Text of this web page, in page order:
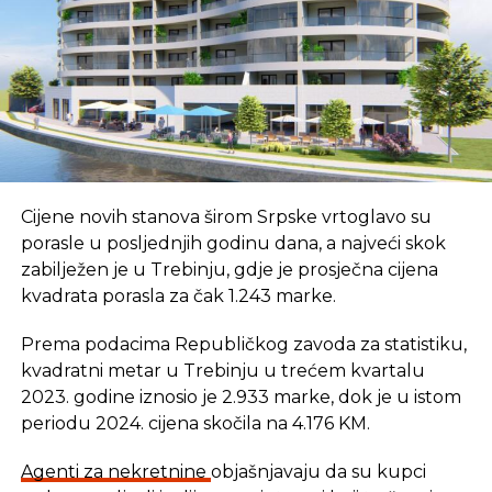
briga o gostu – gost mora da osjeti da
uslužno osoblje brine o njegovim potrebama
i radi u njegovom interesu, odnosno da brine
o koristima koje će on imati određenom
narudžbom. Ljudi vole da kupuju, ne da im
bude prodato! Razlika je velika
korištenje vještina prodaje- vještine prodaje
su djelimično uslovljene urođenim
karakteristikama prodavača, ali se i stiču kroz
iskustvo, praksu i permanentne treninge.
dobro razumijevanje potreba gostiju –
potrebe gostiju i da mu proda ono što
odgovara njegovom profilu, preferencijama,
raspoloživom vremenu i raspoloživim
sredstvima koje je voljan potrošiti.
prije nego što ga poruči, tako da njegov izbor
Cijene novih stanova širom Srpske vrtoglavo su
porasle u posljednjih godinu dana, a najveći skok
zabilježen je u Trebinju, gdje je prosječna cijena
kvadrata porasla za čak 1.243 marke.
Prema podacima Republičkog zavoda za statistiku,
kvadratni metar u Trebinju u trećem kvartalu
2023. godine iznosio je 2.933 marke, dok je u istom
periodu 2024. cijena skočila na 4.176 KM.
Agenti za nekretnine objašnjavaju da su kupci